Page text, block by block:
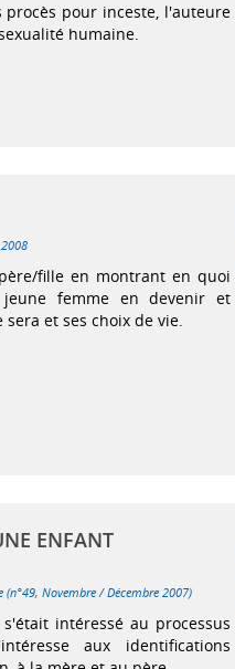
pour inceste, l'auteure
humaine.
2008
fille en montrant en quoi
femme en devenir et
et ses choix de vie.
ENFANT
(n°49, Novembre / Décembre 2007)
intéressé au processus
aux identifications